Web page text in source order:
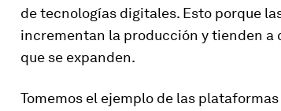
de tecnologías digitales. Esto porque
incrementan la producción y tienden
que se expanden.
Tomemos el ejemplo de las